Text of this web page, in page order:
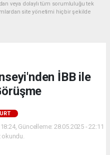
veya dolaylı tüm sorumluluğu tek
site yönetimi hiçbir şekilde
İBB ile
Güncelleme: 28.05.2025 - 22:11